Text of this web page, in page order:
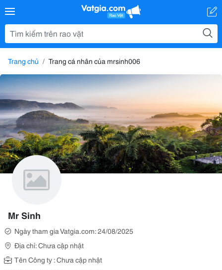
Trang chủ Trang cá nhân của mrsinh006
Mr Sinh
Ngày tham gia Vatgia.com: 24/08/2025
Địa chỉ: Chưa cập nhật
Tên Công ty : Chưa cập nhật